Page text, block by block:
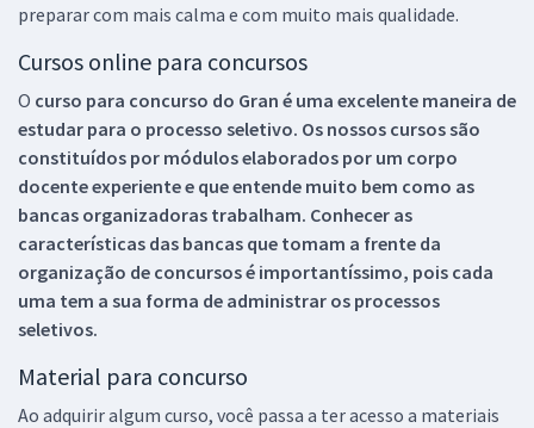
preparar com mais calma e com muito mais qualidade.
Cursos online para concursos
O curso para concurso do Gran é uma excelente maneira de
estudar para o processo seletivo. Os nossos cursos são
constituídos por módulos elaborados por um corpo
docente experiente e que entende muito bem como as
bancas organizadoras trabalham. Conhecer as
características das bancas que tomam a frente da
organização de concursos é importantíssimo, pois cada
uma tem a sua forma de administrar os processos
seletivos.
Material para concurso
Ao adquirir algum curso, você passa a ter acesso a materiais